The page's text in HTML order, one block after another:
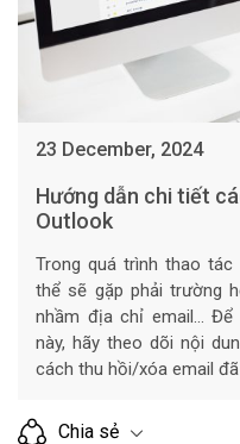
23 December, 2024
Hướng dẫn chi tiết
Outlook
Trong quá trình thao
thể sẽ gặp phải trường
nhầm địa chỉ email...
này, hãy theo dõi nội
cách thu hồi/xóa email
Chia sẻ